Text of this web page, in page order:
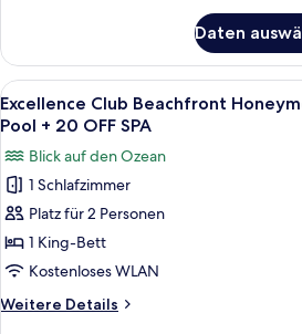
W/
Plunge
Pool
+
20%
OFF
SPA
anzeigen
Club
Two
Story
Rooftop
Suite
W/
Plunge
Pool
+
OFF
SPA
Daten
Alle
Fotos
Excellence
Club
Beachfront
Honeymoon
Suite
with
Plunge
Ein
7
Excellence Club Beachfront
Pool + 20 OFF SPA
Blick auf den Ozean
1 Schlafzimmer
Platz für 2 Personen
1 King-Bett
Kostenloses WLAN
Weitere Details
Weitere